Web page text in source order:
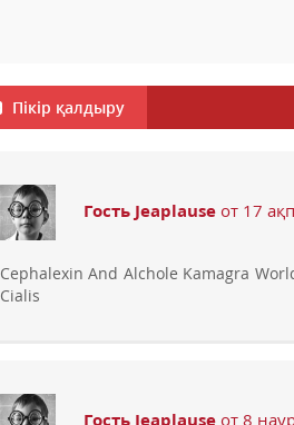
Пікір қалдыру
Гость Jeaplause от 17
Cephalexin And Alchole Kamagra
Cialis
Гость Jeaplause от 8